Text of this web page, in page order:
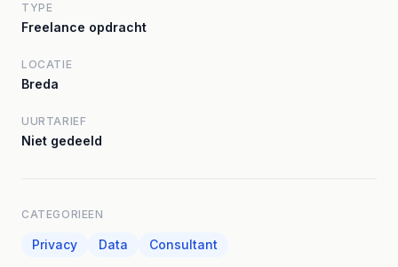
TYPE
Freelance opdracht
LOCATIE
Breda
UURTARIEF
Niet gedeeld
CATEGORIEEN
Privacy Data Consultant